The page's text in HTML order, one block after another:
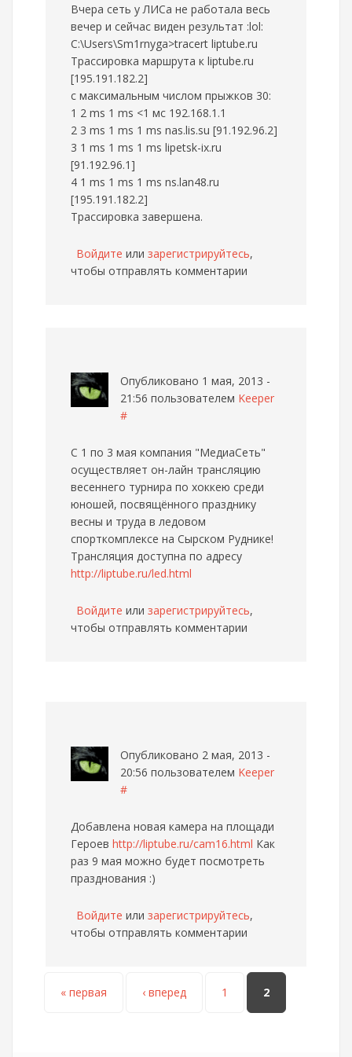
Вчера сеть у ЛИСа не работала весь
вечер и сейчас виден результат :lol:
C:\Users\Sm1rnyga>tracert liptube.ru
Трассировка маршрута к liptube.ru
[195.191.182.2]
с максимальным числом прыжков 30:
1 2 ms 1 ms <1 мс 192.168.1.1
2 3 ms 1 ms 1 ms nas.lis.su [91.192.96.2]
3 1 ms 1 ms 1 ms lipetsk-ix.ru
[91.192.96.1]
4 1 ms 1 ms 1 ms ns.lan48.ru
[195.191.182.2]
Трассировка завершена.
Войдите или зарегистрируйтесь,
чтобы отправлять комментарии
Опубликовано 1 мая, 2013 -
21:56 пользователем Keeper
#
C 1 по 3 мая компания "МедиаСеть"
осуществляет он-лайн трансляцию
весеннего турнира по хоккею среди
юношей, посвящённого празднику
весны и труда в ледовом
спорткомплексе на Сырском Руднике!
Трансляция доступна по адресу
http://liptube.ru/led.html
Войдите или зарегистрируйтесь,
чтобы отправлять комментарии
Опубликовано 2 мая, 2013 -
20:56 пользователем Keeper
#
Добавлена новая камера на площади
Героев http://liptube.ru/cam16.html Как
раз 9 мая можно будет посмотреть
празднования :)
Войдите или зарегистрируйтесь,
чтобы отправлять комментарии
Страницы
« первая ‹ вперед 1 2